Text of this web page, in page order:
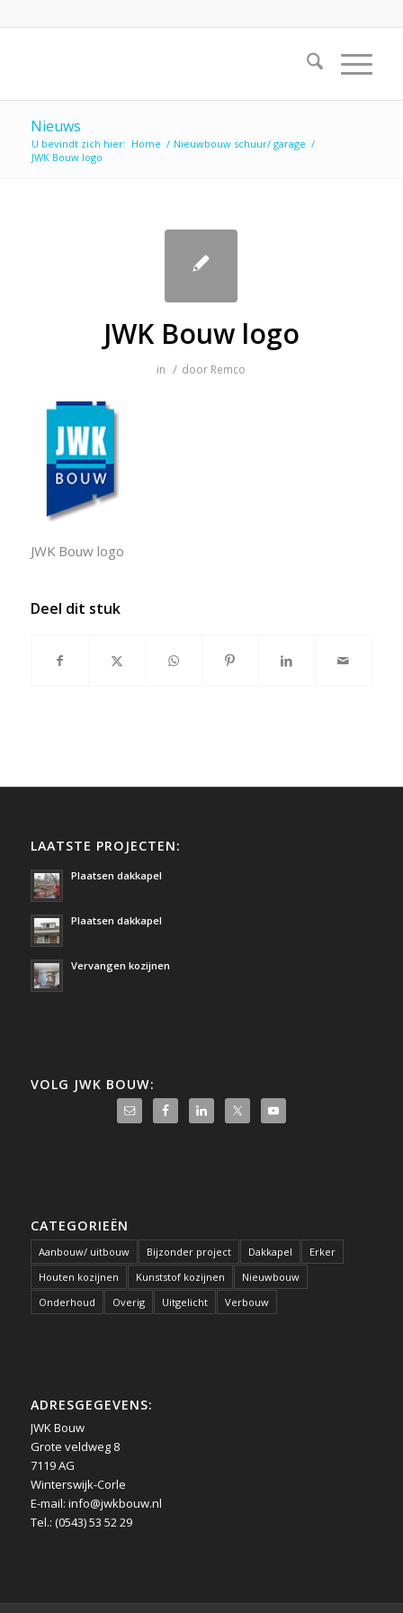
Nieuws
U bevindt zich hier: Home / Nieuwbouw schuur/ garage /
JWK Bouw logo
JWK Bouw logo
in / door Remco
JWK Bouw logo
Deel dit stuk
LAATSTE PROJECTEN:
Plaatsen dakkapel
Plaatsen dakkapel
Vervangen kozijnen
VOLG JWK BOUW:
CATEGORIEËN
Aanbouw/ uitbouw Bijzonder project Dakkapel
Erker
Houten kozijnen
Kunststof kozijnen
Nieuwbouw
Onderhoud
Overig Uitgelicht Verbouw
ADRESGEGEVENS:
JWK Bouw
Grote veldweg 8
7119 AG
Winterswijk-Corle
E-mail: info@jwkbouw.nl
Tel.: (0543) 53 52 29